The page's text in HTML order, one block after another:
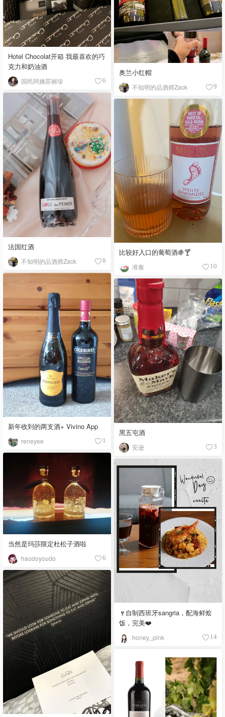
Hotel Chocolat开箱 我最喜欢的巧
克力和奶油酒
国民阿姨苏丽珍 6
奥兰小红帽
不知明的品酒师Zack 9
法国红酒
不知明的品酒师Zack 8
比较好入口的葡萄酒🍇🍸
准奏 10
新年收到的两支酒+ Vivino App
reneyee 1
黑五屯酒
安逊 3
当然是玛莎限定杜松子酒啦
haodoyoudo 6
🍷自制西班牙sangria，配海鲜烩
饭，完美❤️
honey_pink 14